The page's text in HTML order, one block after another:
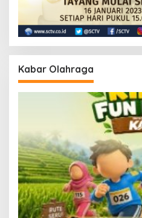
Kabar Olahraga